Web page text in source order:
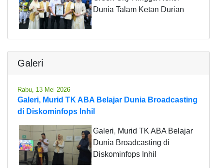
Dunia Talam Ketan Durian
Galeri
Rabu, 13 Mei 2026
Galeri, Murid TK ABA Belajar Dunia Broadcasting
di Diskominfops Inhil
Galeri, Murid TK ABA Belajar
Dunia Broadcasting di
Diskominfops Inhil